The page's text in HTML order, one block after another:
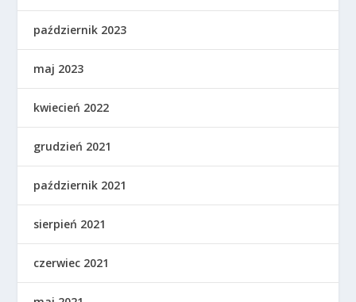
październik 2023
maj 2023
kwiecień 2022
grudzień 2021
październik 2021
sierpień 2021
czerwiec 2021